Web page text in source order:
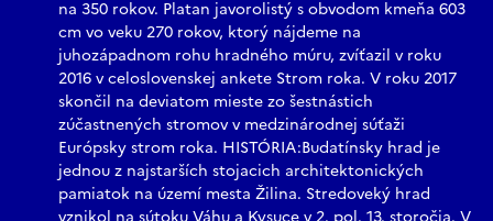
na 350 rokov. Platan javorolistý s obvodom kmeňa 603
cm vo veku 270 rokov, ktorý nájdeme na
juhozápadnom rohu hradného múru, zvíťazil v roku
2016 v celoslovenskej ankete Strom roka. V roku 2017
skončil na deviatom mieste zo šestnástich
zúčastnených stromov v medzinárodnej súťaži
Európsky strom roka. HISTÓRIA:Budatínsky hrad je
jednou z najstarších stojacich architektonických
pamiatok na území mesta Žilina. Stredoveký hrad